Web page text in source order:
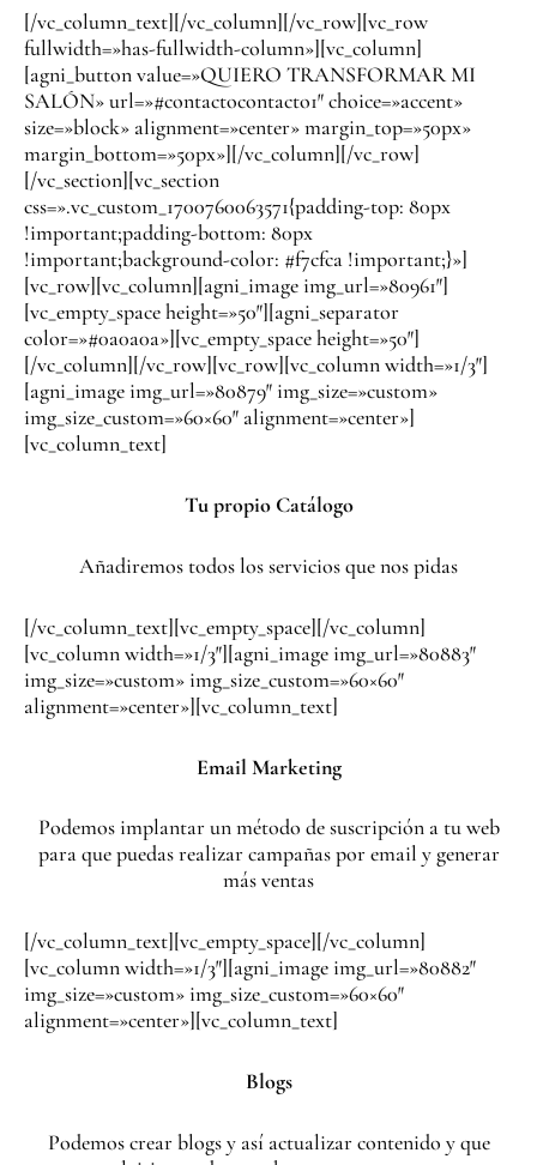
[/vc_column_text][/vc_column][/vc_row][vc_row
fullwidth=»has-fullwidth-column»][vc_column]
[agni_button value=»QUIERO TRANSFORMAR MI
SALÓN» url=»#contactocontacto1″ choice=»accent»
size=»block» alignment=»center» margin_top=»50px»
margin_bottom=»50px»][/vc_column][/vc_row]
[/vc_section][vc_section
css=».vc_custom_1700760063571{padding-top: 80px
!important;padding-bottom: 80px
!important;background-color: #f7cfca !important;}»]
[vc_row][vc_column][agni_image img_url=»80961″]
[vc_empty_space height=»50″][agni_separator
color=»#0a0a0a»][vc_empty_space height=»50″]
[/vc_column][/vc_row][vc_row][vc_column width=»1/3″]
[agni_image img_url=»80879″ img_size=»custom»
img_size_custom=»60×60″ alignment=»center»]
[vc_column_text]
Tu propio Catálogo
Añadiremos todos los servicios que nos pidas
[/vc_column_text][vc_empty_space][/vc_column]
[vc_column width=»1/3″][agni_image img_url=»80883″
img_size=»custom» img_size_custom=»60×60″
alignment=»center»][vc_column_text]
Email Marketing
Podemos implantar un método de suscripción a tu web
para que puedas realizar campañas por email y generar
más ventas
[/vc_column_text][vc_empty_space][/vc_column]
[vc_column width=»1/3″][agni_image img_url=»80882″
img_size=»custom» img_size_custom=»60×60″
alignment=»center»][vc_column_text]
Blogs
Podemos crear blogs y así actualizar contenido y que